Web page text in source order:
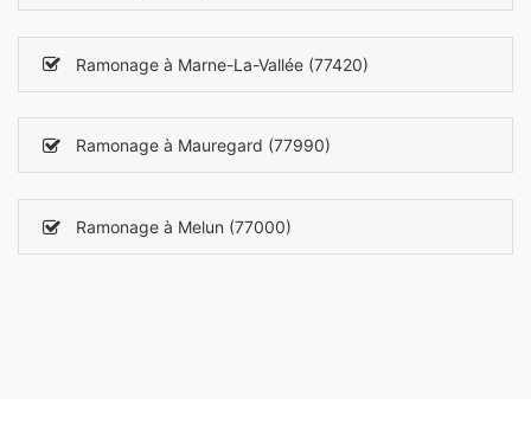
Ramonage à Marne-La-Vallée (77420)
Ramonage à Mauregard (77990)
Ramonage à Melun (77000)